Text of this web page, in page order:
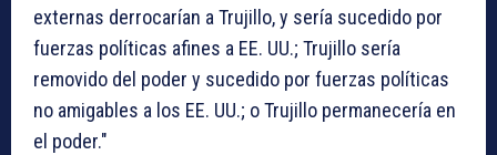
externas derrocarían a Trujillo, y sería sucedido por
fuerzas políticas afines a EE. UU.; Trujillo sería
removido del poder y sucedido por fuerzas políticas
no amigables a los EE. UU.; o Trujillo permanecería en
el poder."